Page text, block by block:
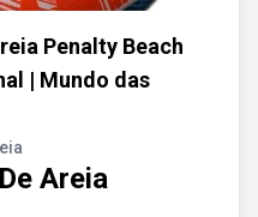
Penalty Beach
| Mundo das
Areia